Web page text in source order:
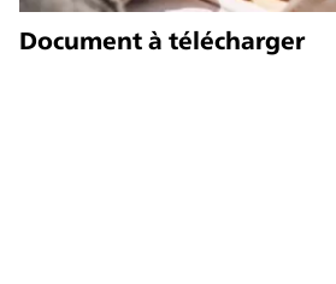
Document à télécharger